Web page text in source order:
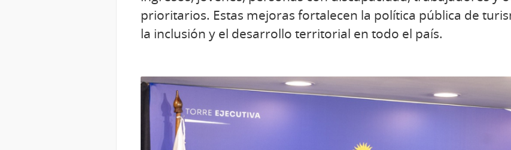
prioritarios. Estas mejoras fortalecen la política pública de
la inclusión y el desarrollo territorial en todo el país.